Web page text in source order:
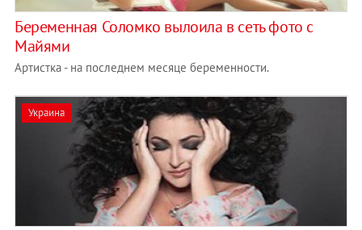
Беременная Соломко вылоила в сеть фото с
Майями
Артистка - на последнем месяце беременности.
Украина